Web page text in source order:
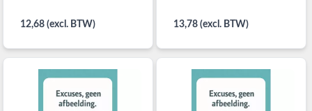
12,68 (excl. BTW) 13,78 (excl. BTW)